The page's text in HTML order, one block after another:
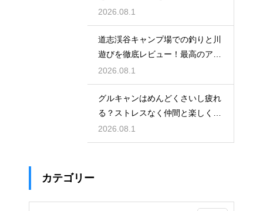
ごす方法
2026.08.1
道志渓谷キャンプ場での釣りと川
遊びを徹底レビュー！最高のアク
ティビティ
2026.08.1
グルキャンはめんどくさいし疲れ
る？ストレスなく仲間と楽しく過
ごす回避術
2026.08.1
カテゴリー